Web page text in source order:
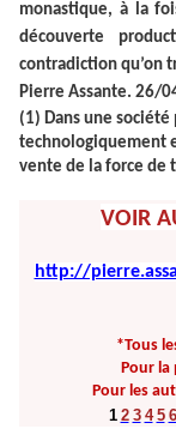
monastique, à la
découverte
contradiction qu’on
Pierre Assante. 26/
(1) Dans une
technologiquement
vente de la force de
VOIR
http://
*Tous
Pour la
Pour les
1 2 3 4 5 6